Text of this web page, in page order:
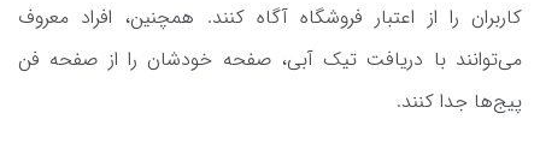
کاربران را از اعتبار فروشگاه آگاه کنند. همچنین، افراد معروف
می‌توانند با دریافت تیک آبی، صفحه خودشان را از صفحه فن
پیج‌ها جدا کنند.